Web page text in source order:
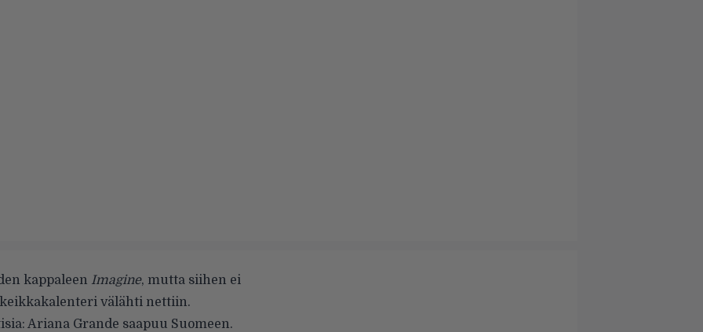
kappaleen Imagine, mutta siihen ei
välähti nettiin.
Ariana Grande saapuu Suomeen.